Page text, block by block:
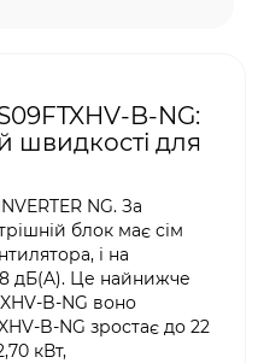
B-NG:
швидкості для
NG. За
блок має сім
і на
дБ(A). Це найнижче
B-NG воно
B-NG зростає до 22
кВт,